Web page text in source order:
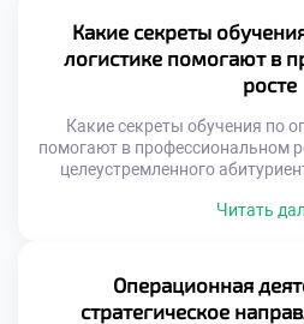
часто недооценивают
карьеры. Именно на
трансформация учащегося в
подготовка занимает
Какие секреты
логистике помогают в
росте
Какие секреты обучения по
помогают в профессиональном
целеустремленного
стратегии учебы. Простое
процесса и использовать
обучению отличает
Читать
Операционная
стратегическое